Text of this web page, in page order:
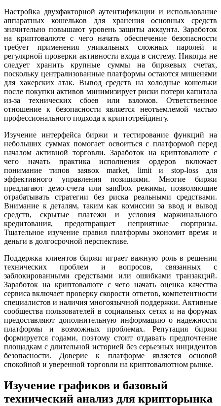
Настройка двухфакторной аутентификации и использование
аппаратных кошельков для хранения основных средств
значительно повышают уровень защиты аккаунта. Заработок
на криптовалюте с чего начать обеспечение безопасности
требует применения уникальных сложных паролей и
регулярной проверки активности входа в систему. Никогда не
следует хранить крупные суммы на биржевых счетах,
поскольку централизованные платформы остаются мишенями
для хакерских атак. Вывод средств на холодные кошельки
после покупки активов минимизирует риски потери капитала
из-за технических сбоев или взломов. Ответственное
отношение к безопасности является неотъемлемой частью
профессионального подхода к криптотрейдингу.
Изучение интерфейса биржи и тестирование функций на
небольших суммах помогает освоиться с платформой перед
началом активной торговли. Заработок на криптовалюте с
чего начать практика исполнения ордеров включает
понимание типов заявок market, limit и stop-loss для
эффективного управления позициями. Многие биржи
предлагают демо-счета или sandbox режимы, позволяющие
отрабатывать стратегии без риска реальными средствами.
Внимание к деталям, таким как комиссии за ввод и вывод
средств, скрытые платежи и условия маржинального
кредитования, предотвращает неприятные сюрпризы.
Тщательное изучение правил платформы экономит время и
деньги в долгосрочной перспективе.
Поддержка клиентов биржи играет важную роль в решении
технических проблем и вопросов, связанных с
заблокированными средствами или ошибками транзакций.
Заработок на криптовалюте с чего начать оценка качества
сервиса включает проверку скорости ответов, компетентности
специалистов и наличия многоязычной поддержки. Активные
сообщества пользователей в социальных сетях и на форумах
предоставляют дополнительную информацию о надежности
платформы и возможных проблемах. Репутация биржи
формируется годами, поэтому стоит отдавать предпочтение
площадкам с длительной историей без серьезных инцидентов
безопасности. Доверие к платформе является основой
спокойной и уверенной торговли на криптовалютном рынке.
Изучение графиков и базовый
технический анализ для крипторынка